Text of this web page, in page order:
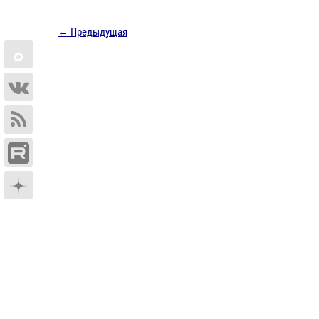
← Предыдущая